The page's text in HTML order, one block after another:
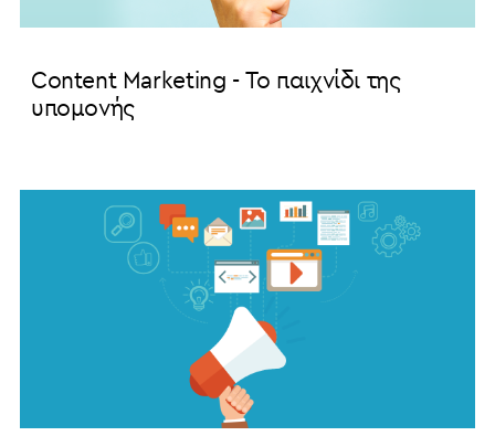
Content Marketing - Το παιχνίδι της
υπομονής